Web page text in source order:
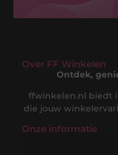
Over FF Winkelen
Ontdek,
ffwinkelen.nl biedt
die jouw
Onze informatie